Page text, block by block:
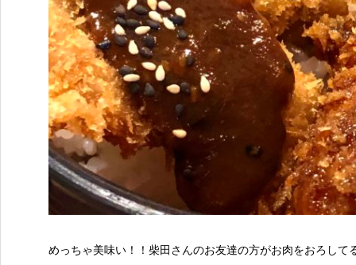
めっちゃ美味い！！柴田さんのお友達の方がお肉をおろして